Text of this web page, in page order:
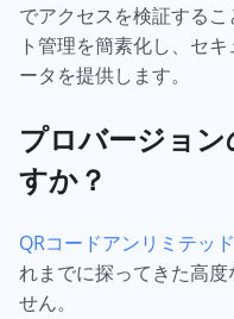
でアクセスを検証する
ト管理を簡素化し、セ
ータを提供します。
プロバージョ
すか？
QRコードアンリミテッド
れまでに探ってきた高
せん。